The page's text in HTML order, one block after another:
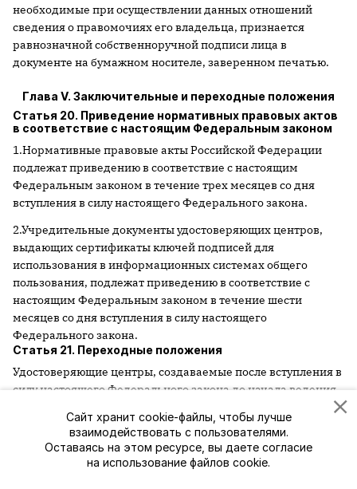
необходимые при осуществлении данных отношений
сведения о правомочиях его владельца, признается
равнозначной собственноручной подписи лица в
документе на бумажном носителе, заверенном печатью.
Глава V. Заключительные и переходные положения
Статья 20. Приведение нормативных правовых актов
в соответствие c настоящим Федеральным законом
1.Нормативные правовые акты Российской Федерации
подлежат приведению в соответствие с настоящим
Федеральным законом в течение трех месяцев со дня
вступления в силу настоящего Федерального закона.
2.Учредительные документы удостоверяющих центров,
выдающих сертификаты ключей подписей для
использования в информационных системах общего
пользования, подлежат приведению в соответствие с
настоящим Федеральным законом в течение шести
месяцев со дня вступления в силу настоящего
Федерального закона.
Статья 21. Переходные положения
Удостоверяющие центры, создаваемые после вступления в
силу настоящего Федерального закона до начала ведения
уполномоченным федеральным органом исполнительной
власти реестра сертификатов ключей подписей, должны
отвечать требованиям настоящего Федерального закона,
за исключением требования предварительно
Сайт хранит cookie-файлы, чтобы лучше
взаимодействовать с пользователями.
Оставаясь на этом ресурсе, вы даете согласие
на использование файлов cookie.